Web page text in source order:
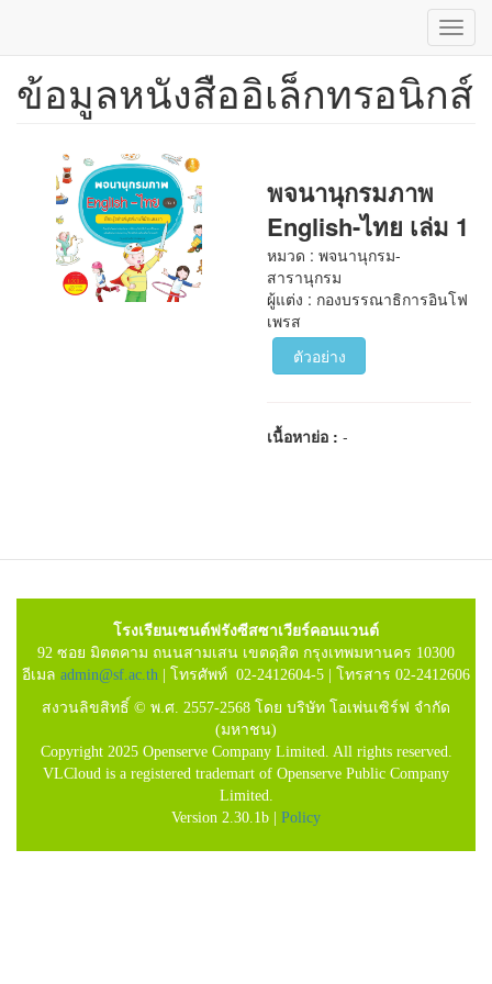
ข้าม
ข้อมูลหนังสืออิเล็กทรอนิกส์
พจนานุกรมภาพ
English-ไทย เล่ม 1
หมวด : พจนานุกรม-
สารานุกรม
ผู้แต่ง : กองบรรณาธิการอินโฟ
เพรส
ตัวอย่าง
เนื้อหาย่อ :-
โรงเรียนเซนต์ฟรังซีสซาเวียร์คอนแวนต์
92 ซอย มิตตคาม ถนนสามเสน เขตดุสิต กรุงเทพมหานคร 10300
อีเมล admin@sf.ac.th | โทรศัพท์ 02-2412604-5 | โทรสาร 02-2412606
สงวนลิขสิทธิ์ © พ.ศ. 2557-2568 โดย บริษัท โอเพ่นเซิร์ฟ จำกัด
(มหาชน)
Copyright 2025 Openserve Company Limited. All rights reserved.
VLCloud is a registered trademart of Openserve Public Company
Limited.
Version 2.30.1b | Policy